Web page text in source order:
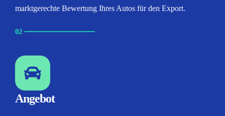
marktgerechte Bewertung Ihres Autos für den Export.
02 ⸺⸺⸺⸺⸺
Angebot